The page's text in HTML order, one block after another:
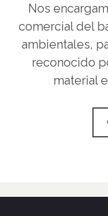
Nos
comercial del
ambientales,
reconocido
material